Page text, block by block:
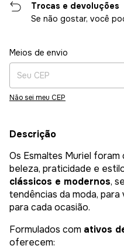
Trocas e devoluções
Se não gostar, você
Entregas para o CEP:
Meios de envio
Não sei meu CEP
Descrição
Os Esmaltes Muriel foram
beleza, praticidade e
clássicos e modernos,
tendências da moda,
para cada ocasião.
Formulados com ativos
oferecem: